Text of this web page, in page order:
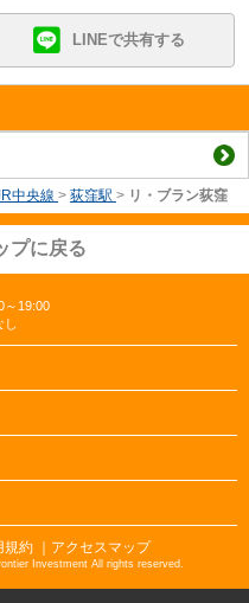
LINEで共有する
中央線 > 荻窪駅 > リ・ブラン荻窪
プに戻る
～19:00
し
規約 ｜アクセスマップ
Investment All rights reserved.